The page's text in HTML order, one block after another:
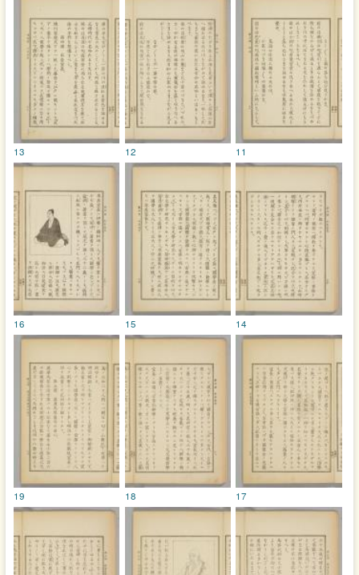
11
12
13
14
15
16
17
18
19